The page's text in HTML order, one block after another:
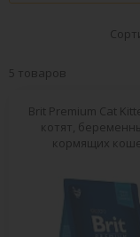
5 товаров
Brit Premium Cat
котят,
кормящих